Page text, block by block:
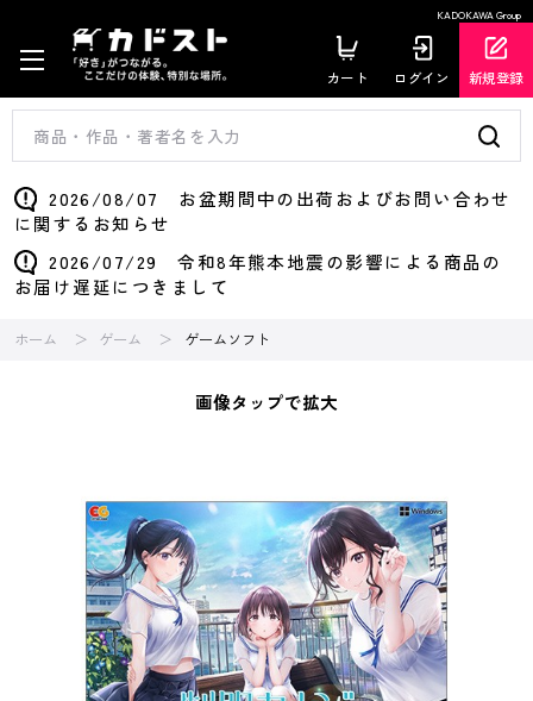
KADOKAWA Group
カート ログイン 新規登録
2026/08/07 お盆期間中の出荷およびお問い合わせ
に関するお知らせ
2026/07/29 令和8年熊本地震の影響による商品の
お届け遅延につきまして
ホーム ゲーム ゲームソフト
画像タップで拡大